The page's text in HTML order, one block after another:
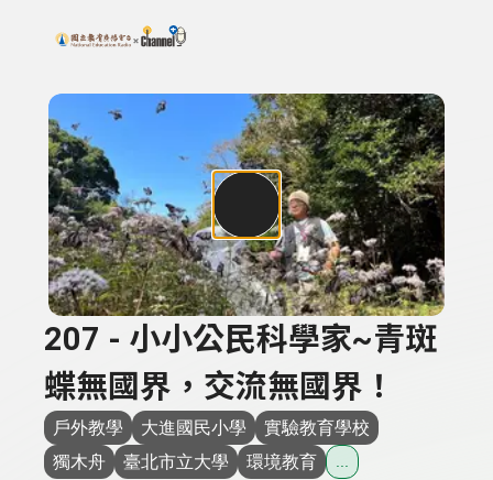
上方功能區塊
搜尋關鍵字：可輸入節目名稱、主持人或關鍵字
207 - 小小公民科學家~青斑
蝶無國界，交流無國界！
戶外教學 大進國民小學
實驗教育學校
獨木舟
臺北市立大學 環境教育